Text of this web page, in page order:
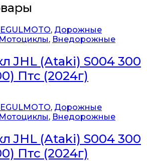
, Дорожные
Мотоциклы, Внедорожные
JHL (Ataki) S004 300
Птс (2024г)
, Дорожные
Мотоциклы, Внедорожные
JHL (Ataki) S004 300
Птс (2024г)